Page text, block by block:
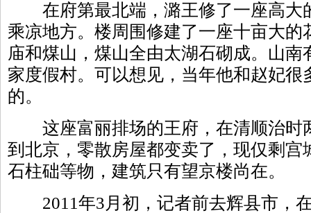
在府第最北端，潞王修了一座高大
乘凉地方。楼周围修建了一座十亩大的
庙和煤山，煤山全由太湖石砌成。山
家度假村。可以想见，当年他和赵妃很
的。
这座富丽排场的王府，在清顺治时
到北京，零散房屋都变卖了，现仅剩宫
石柱础等物，建筑只有望京楼尚在。
2011年3月初，记者前去辉县市，